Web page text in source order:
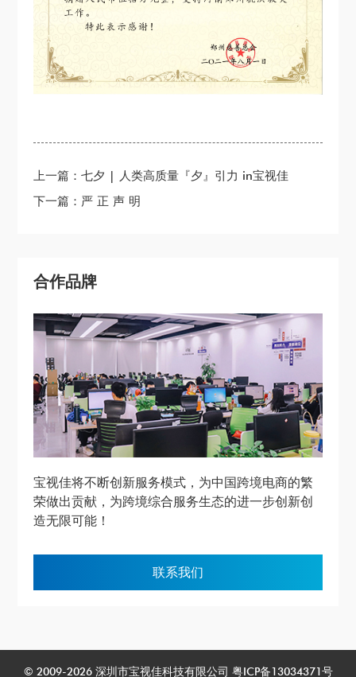
上一篇：七夕 | 人类高质量『夕』引力 in宝视佳
下一篇：严 正 声 明
合作品牌
宝视佳将不断创新服务模式，为中国跨境电商的繁
荣做出贡献，为跨境综合服务生态的进一步创新创
造无限可能！
联系我们
© 2009-2026 深圳市宝视佳科技有限公司 粤ICP备13034371号